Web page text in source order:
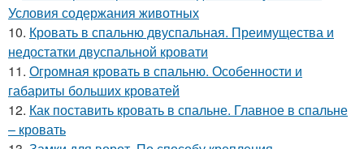
Условия содержания животных
10. Кровать в спальню двуспальная. Преимущества и
недостатки двуспальной кровати
11. Огромная кровать в спальню. Особенности и
габариты больших кроватей
12. Как поставить кровать в спальне. Главное в спальне
– кровать